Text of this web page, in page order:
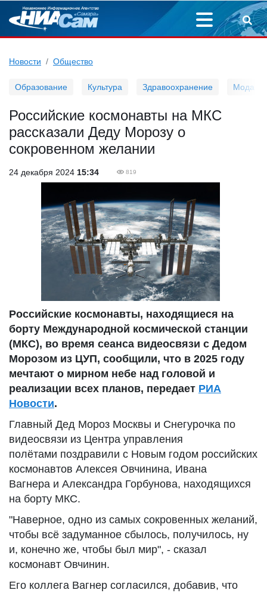
Новости Общество
Образование Культура Здравоохранение Мода
Российские космонавты на МКС
рассказали Деду Морозу о
сокровенном желании
24 декабря 2024 15:34 819
Российские космонавты, находящиеся на
борту Международной космической станции
(МКС), во время сеанса видеосвязи с Дедом
Морозом из ЦУП, сообщили, что в 2025 году
мечтают о мирном небе над головой и
реализации всех планов, передает РИА
Новости.
Главный Дед Мороз Москвы и Снегурочка по
видеосвязи из Центра управления
полётами поздравили с Новым годом российских
космонавтов Алексея Овчинина, Ивана
Вагнера и Александра Горбунова, находящихся
на борту МКС.
"Наверное, одно из самых сокровенных желаний,
чтобы всё задуманное сбылось, получилось, ну
и, конечно же, чтобы был мир", - сказал
космонавт Овчинин.
Его коллега Вагнер согласился, добавив, что